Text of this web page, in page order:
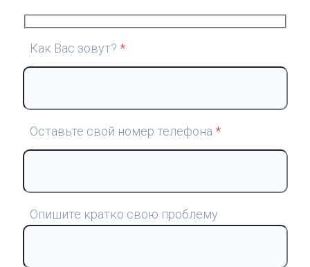
Как Вас зовут? *
Оставьте свой номер телефона *
Опишите кратко свою проблему